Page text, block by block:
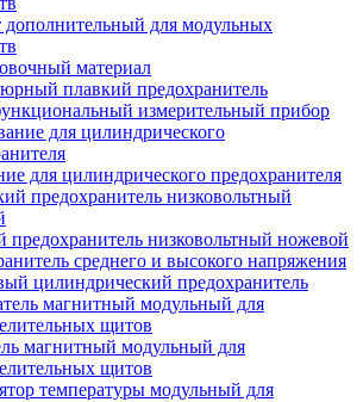
дополнительный для модульных
материал
плавкий предохранитель
измерительный прибор
для цилиндрического предохранителя
предохранитель низковольтный ножевой
среднего и высокого напряжения
цилиндрический предохранитель
магнитный модульный для
щитов